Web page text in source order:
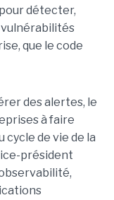
détecter,
que le code
des alertes, le
à faire
cycle de vie de la
président